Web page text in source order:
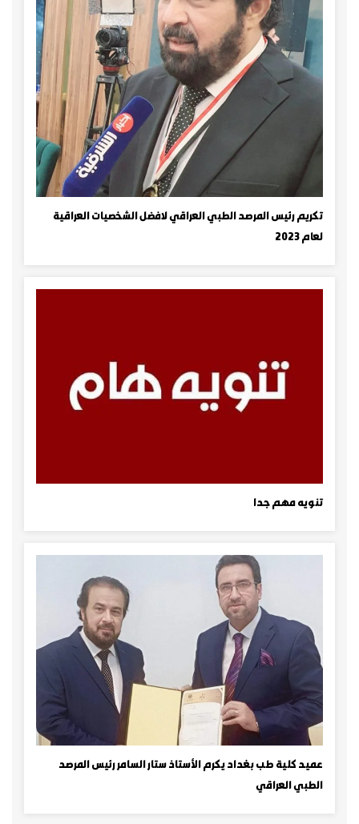
تكريم رئيس المرصد الطبي العراقي لافضل الشخصيات العراقية
لعام 2023
تنويه مهم جدا
عميد كلية طب بغداد يكرم الأستاذ ستار السامر رئيس المرصد
الطبي العراقي